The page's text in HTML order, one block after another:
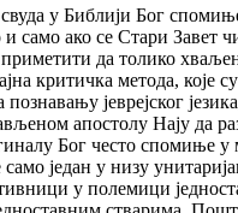
свуда у Библији Бог
и само ако се Стари Завет
да толико
критичка метода, које
познавању јеврејског
апостолу Нају да
Бог често спомиње
један у низу
у полемици